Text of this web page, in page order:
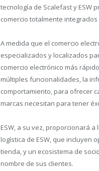
tecnología de Scalefast y ESW
comercio totalmente
A medida que el comercio
especializados y localizados
comercio electrónico más
múltiples funcionalidades, la
comportamiento, para ofrecer
marcas necesitan para tener
ESW, a su vez, proporcionará
logística de ESW, que incluyen
tienda, y un ecosistema de
nombre de sus clientes.